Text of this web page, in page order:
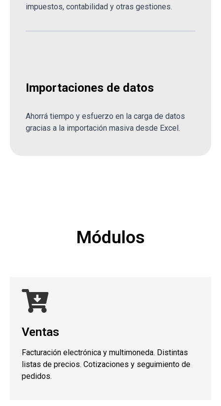
impuestos, contabilidad y otras gestiones.
Importaciones de datos
Ahorrá tiempo y esfuerzo en la carga de datos
gracias a la importación masiva desde Excel.
Módulos
Ventas
Facturación electrónica y multimoneda. Distintas
listas de precios. Cotizaciones y seguimiento de
pedidos.